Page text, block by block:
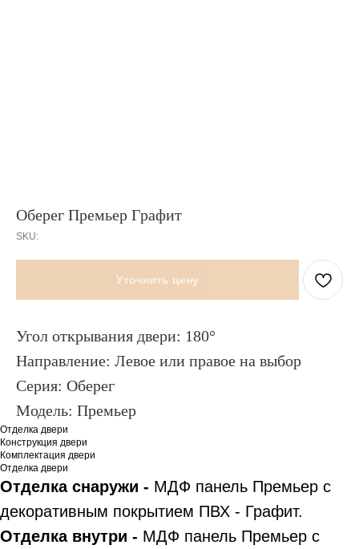
Оберег Премьер Графит
SKU:
Уточнить цену
Угол открывания двери: 180°
Направление: Левое или правое на выбор
Серия: Оберег
Модель: Премьер
Отделка двери
Конструкция двери
Комплектация двери
Отделка двери
Отделка снаружи - МДФ панель Премьер с
декоративным покрытием ПВХ - Графит.
Отделка внутри - МДФ панель Премьер с